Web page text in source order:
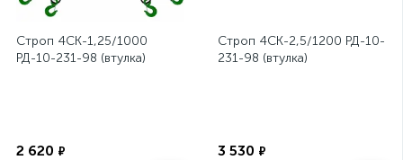
Строп 4СК-1,25/1000
РД-10-231-98 (втулка)
2 620 ₽
Строп 4СК-2,5/1200 РД-10-
231-98 (втулка)
3 530 ₽